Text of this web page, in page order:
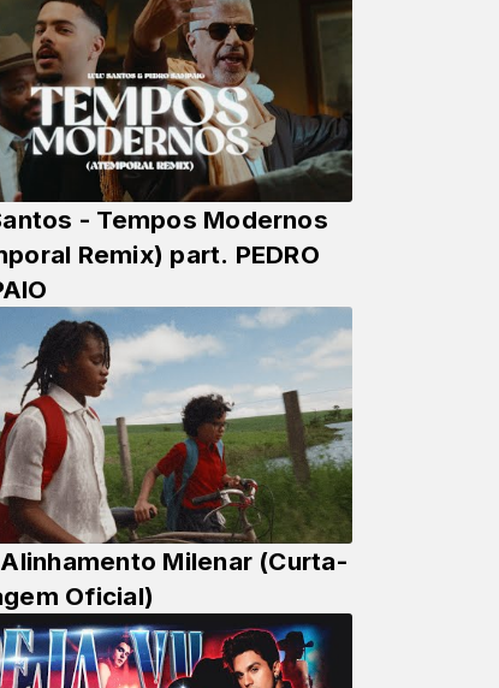
- Tempos Modernos
Remix) part. PEDRO
Milenar (Curta-
Oficial)